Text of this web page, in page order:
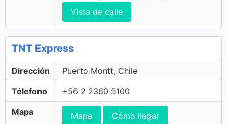
Vista de calle
TNT Express
Dirección Puerto Montt, Chile
Télefono +56 2 2360 5100
Mapa Mapa Cómo llegar